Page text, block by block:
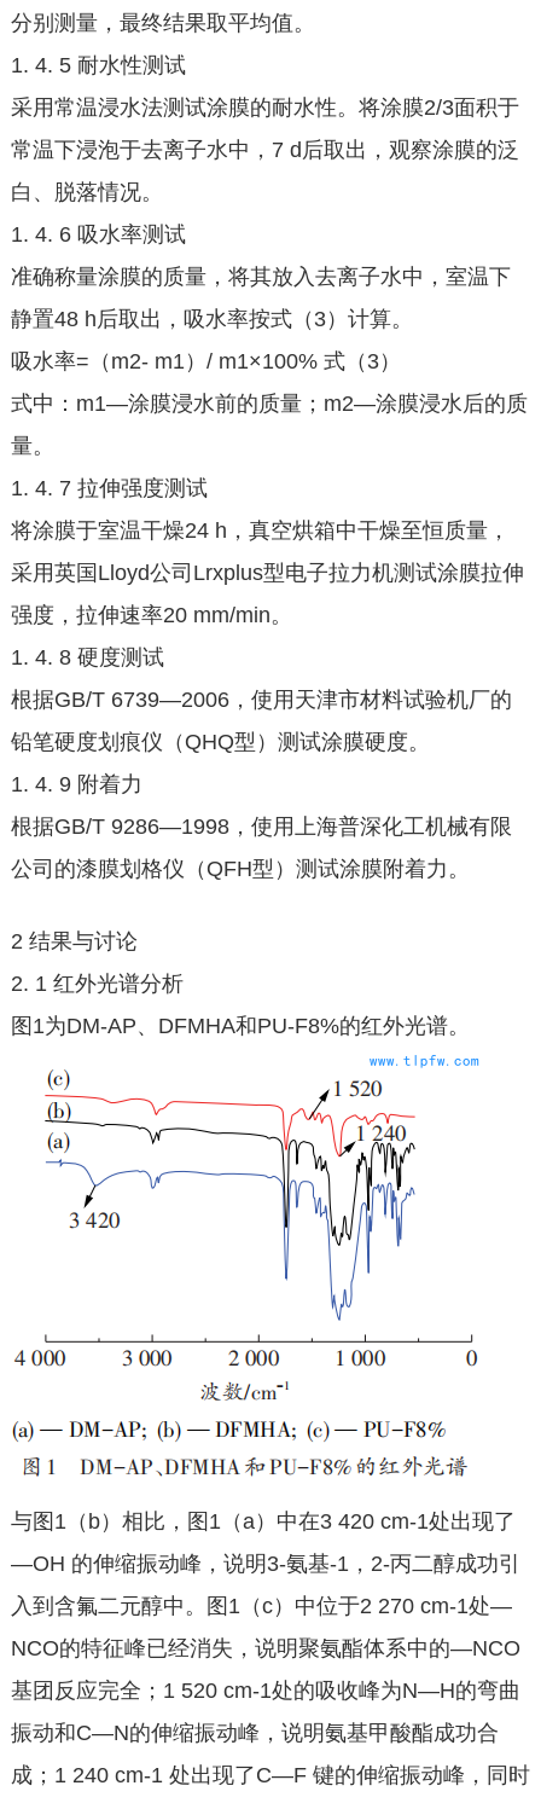
分别测量，最终结果取平均值。
1. 4. 5 耐水性测试
采用常温浸水法测试涂膜的耐水性。将涂膜2/3面积于
常温下浸泡于去离子水中，7 d后取出，观察涂膜的泛
白、脱落情况。
1. 4. 6 吸水率测试
准确称量涂膜的质量，将其放入去离子水中，室温下
静置48 h后取出，吸水率按式（3）计算。
吸水率=（m2- m1）/ m1×100% 式（3）
式中：m1—涂膜浸水前的质量；m2—涂膜浸水后的质
量。
1. 4. 7 拉伸强度测试
将涂膜于室温干燥24 h，真空烘箱中干燥至恒质量，
采用英国Lloyd公司Lrxplus型电子拉力机测试涂膜拉伸
强度，拉伸速率20 mm/min。
1. 4. 8 硬度测试
根据GB/T 6739—2006，使用天津市材料试验机厂的
铅笔硬度划痕仪（QHQ型）测试涂膜硬度。
1. 4. 9 附着力
根据GB/T 9286—1998，使用上海普深化工机械有限
公司的漆膜划格仪（QFH型）测试涂膜附着力。
2 结果与讨论
2. 1 红外光谱分析
图1为DM-AP、DFMHA和PU-F8%的红外光谱。
与图1（b）相比，图1（a）中在3 420 cm-1处出现了
—OH 的伸缩振动峰，说明3-氨基-1，2-丙二醇成功引
入到含氟二元醇中。图1（c）中位于2 270 cm-1处—
NCO的特征峰已经消失，说明聚氨酯体系中的—NCO
基团反应完全；1 520 cm-1处的吸收峰为N—H的弯曲
振动和C—N的伸缩振动峰，说明氨基甲酸酯成功合
成；1 240 cm-1 处出现了C—F 键的伸缩振动峰，同时